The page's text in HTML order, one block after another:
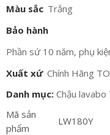
Màu sắc Trắng
Bảo hành
Phần sứ 10 năm, phụ
Xuất xứ Chính Hãng
Danh mục: Chậu lavabo
Mã sản
phẩm
LW180Y